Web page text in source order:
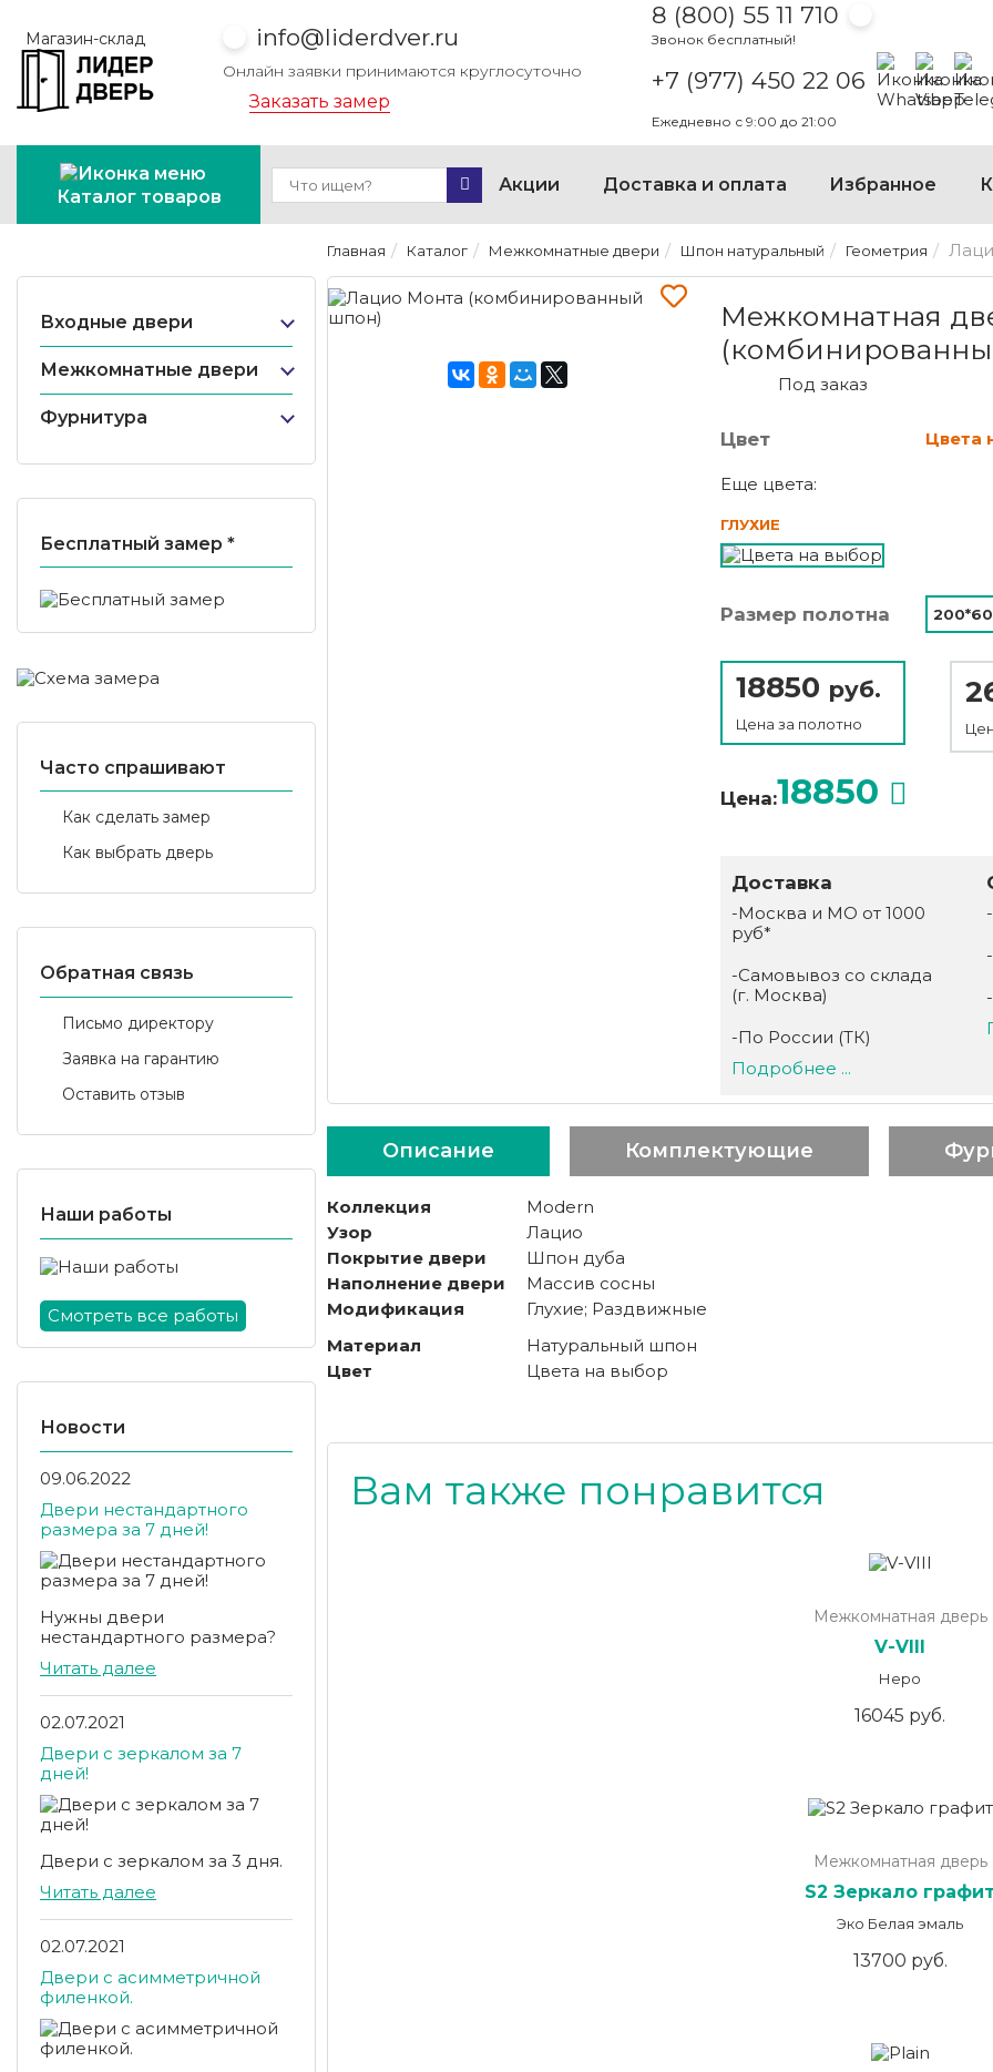
Магазин-склад info@liderdver.ru
Онлайн заявки принимаются круглосуточно
Заказать замер
8 (800) 55 11 710
Звонок бесплатный!
+7 (977) 450 22 06
Написать на
Ежедневно с 9:00 до 21:00
Каталог товаров
Акции Доставка и оплата Избранное
Входные двери
Межкомнатные двери
Фурнитура
Бесплатный замер *
Часто спрашивают
Как сделать замер
Как выбрать дверь
Обратная связь
Письмо директору
Заявка на гарантию
Оставить отзыв
Наши работы
Смотреть все работы
Новости
09.06.2022
Двери нестандартного
размера за 7 дней!
Нужны двери
нестандартного размера?
Читать далее
02.07.2021
Двери с зеркалом за 7
дней!
Двери с зеркалом за 3 дня.
Читать далее
02.07.2021
Двери с асимметричной
филенкой.
Главная Каталог Межкомнатные двери Шпон натуральный Геометрия
Межкомнатная
Под заказ
Цвет Цвета
Еще цвета:
ГЛУХИЕ
Размер полотна 200*60
18850 руб.
Цена за полотно
Цена:18850
Доставка
-Москва и МО от 1000
руб*
-Самовывоз со склада
(г. Москва)
-По России (ТК)
Подробнее ...
Описание Комплектующие
Коллекция
Modern
Узор
Лацио
Покрытие двери
Шпон дуба
Наполнение двери
Массив сосны
Модификация
Глухие; Раздвижные
Материал
Натуральный шпон
Цвет
Цвета на выбор
Вам также понравится
Межкомнатная дверь
V-VIII
Неро
16045 руб.
Межкомнатная дверь
S2 Зеркало
Эко Белая эмаль
13700 руб.